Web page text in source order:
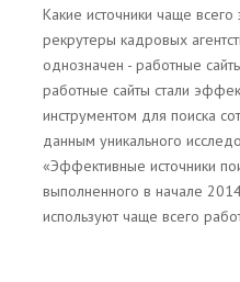
Какие источники чаще
рекрутеры кадровых
однозначен - работные
работные сайты стали
инструментом для поиска
данным уникального
«Эффективные источники
выполненного в начале
используют чаще всего